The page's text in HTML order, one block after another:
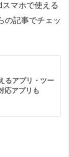
マホで使える
の記事でチェッ
るアプリ・ツー
応アプリも